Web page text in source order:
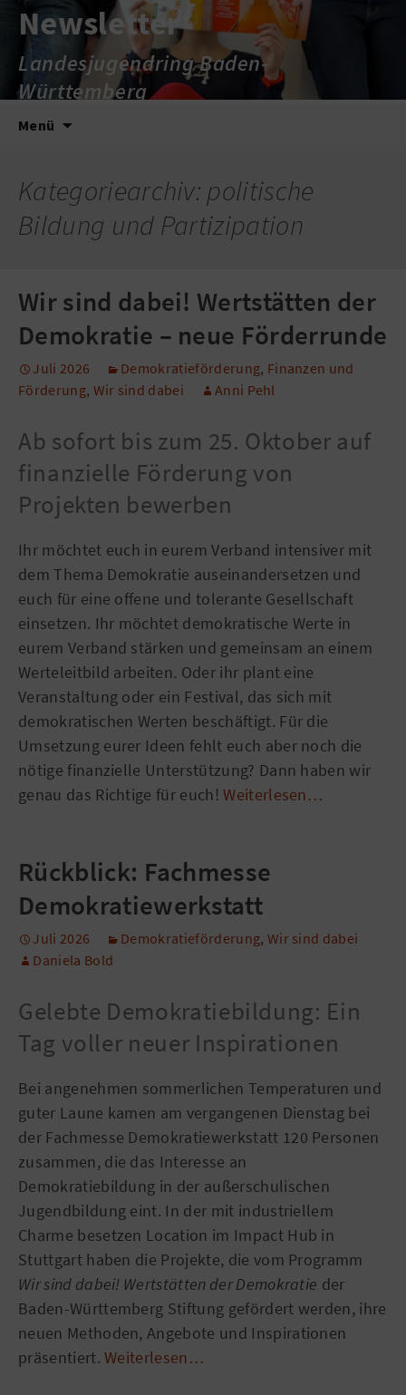
Newsletter
Landesjugendring Baden-
Württemberg
Menü
Kategoriearchiv: politische
Bildung und Partizipation
Wir sind dabei! Wertstätten der
Demokratie – neue Förderrunde
Juli 2026 Demokratieförderung, Finanzen und
Förderung, Wir sind dabei Anni Pehl
Ab sofort bis zum 25. Oktober auf
finanzielle Förderung von
Projekten bewerben
Ihr möchtet euch in eurem Verband intensiver mit
dem Thema Demokratie auseinandersetzen und
euch für eine offene und tolerante Gesellschaft
einsetzen. Ihr möchtet demokratische Werte in
eurem Verband stärken und gemeinsam an einem
Werteleitbild arbeiten. Oder ihr plant eine
Veranstaltung oder ein Festival, das sich mit
demokratischen Werten beschäftigt. Für die
Umsetzung eurer Ideen fehlt euch aber noch die
nötige finanzielle Unterstützung? Dann haben wir
genau das Richtige für euch!Weiterlesen…
Rückblick: Fachmesse
Demokratiewerkstatt
Juli 2026 Demokratieförderung, Wir sind dabei
Daniela Bold
Gelebte Demokratiebildung: Ein
Tag voller neuer Inspirationen
Bei angenehmen sommerlichen Temperaturen und
guter Laune kamen am vergangenen Dienstag bei
der Fachmesse Demokratiewerkstatt 120 Personen
zusammen, die das Interesse an
Demokratiebildung in der außerschulischen
Jugendbildung eint. In der mit industriellem
Charme besetzen Location im Impact Hub in
Stuttgart haben die Projekte, die vom Programm
Wir sind dabei! Wertstätten der Demokratie der
Baden-Württemberg Stiftung gefördert werden, ihre
neuen Methoden, Angebote und Inspirationen
präsentiert.Weiterlesen…